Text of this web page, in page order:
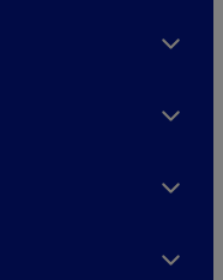
Expand
Expand
Expand
Expand